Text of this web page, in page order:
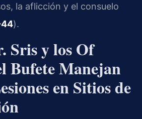
la aflicción y el consuelo
44).
Sris y los Of
Bufete Manejan
en Sitios de